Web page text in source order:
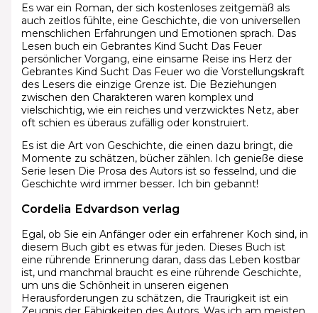
Es war ein Roman, der sich kostenloses zeitgemäß als
auch zeitlos fühlte, eine Geschichte, die von universellen
menschlichen Erfahrungen und Emotionen sprach. Das
Lesen buch ein Gebrantes Kind Sucht Das Feuer
persönlicher Vorgang, eine einsame Reise ins Herz der
Gebrantes Kind Sucht Das Feuer wo die Vorstellungskraft
des Lesers die einzige Grenze ist. Die Beziehungen
zwischen den Charakteren waren komplex und
vielschichtig, wie ein reiches und verzwicktes Netz, aber
oft schien es überaus zufällig oder konstruiert.
Es ist die Art von Geschichte, die einen dazu bringt, die
Momente zu schätzen, bücher zählen. Ich genieße diese
Serie lesen Die Prosa des Autors ist so fesselnd, und die
Geschichte wird immer besser. Ich bin gebannt!
Cordelia Edvardson verlag
Egal, ob Sie ein Anfänger oder ein erfahrener Koch sind, in
diesem Buch gibt es etwas für jeden. Dieses Buch ist
eine rührende Erinnerung daran, dass das Leben kostbar
ist, und manchmal braucht es eine rührende Geschichte,
um uns die Schönheit in unseren eigenen
Herausforderungen zu schätzen, die Traurigkeit ist ein